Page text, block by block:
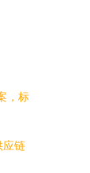
，标
应链